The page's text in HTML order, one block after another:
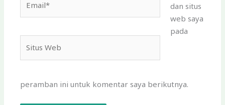
Web
dan situs
web saya
pada
peramban ini untuk komentar saya berikutnya.